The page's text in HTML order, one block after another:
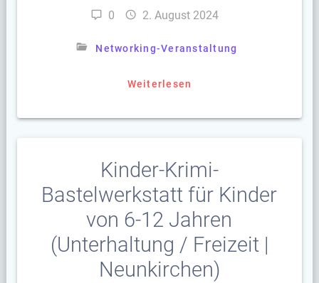
0 2. August 2024
Networking-Veranstaltung
Weiterlesen
Kinder-Krimi-
Bastelwerkstatt für Kinder
von 6-12 Jahren
(Unterhaltung / Freizeit |
Neunkirchen)